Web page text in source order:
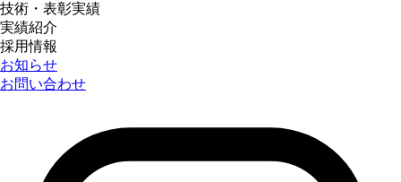
技術・表彰実績
実績紹介
採用情報
お知らせ
お問い合わせ